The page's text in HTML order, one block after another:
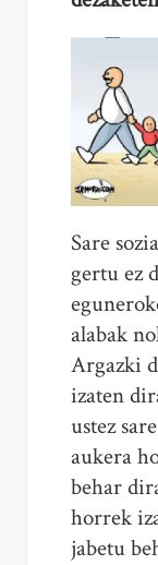
Sare
gertu ez
alabak
Argazki
izaten
ustez
aukera
behar
horrek
jabetu